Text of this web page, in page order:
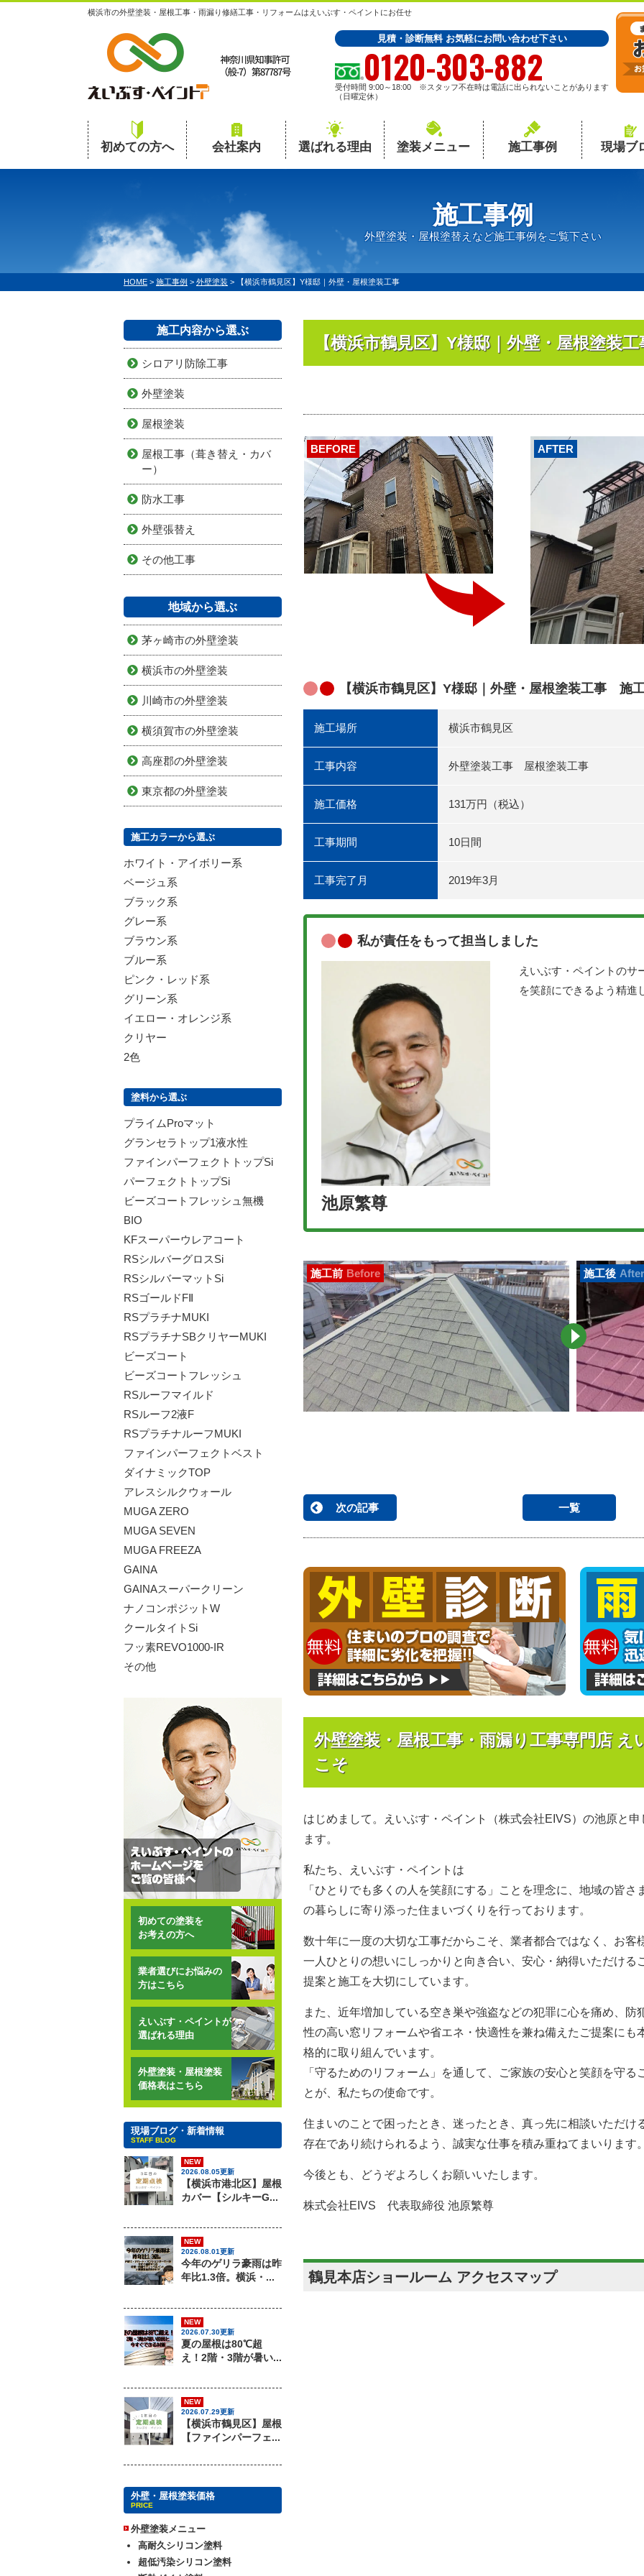
横浜市の外壁塗装・屋根工事・雨漏り修繕工事・リフォームはえいぶす・ペイントにお任せ
見積・診断無料 お気軽にお問い合わせ下さい
0120-303-882
受付時間 9:00～18:00 ※スタッフ不在時は電話に出られないことがあります
（日曜定休）
初めての方へ 会社案内 選ばれる理由 塗装メニュー 施工事例 現場ブ
施工事例
外壁塗装・屋根塗替えなど施工事例をご覧下さい
HOME > 施工事例 > 外壁塗装 > 【横浜市鶴見区】Y様邸｜外壁・屋根塗装工事
【横浜市鶴見区】Y様邸｜外壁・屋根塗装工
AFTER
BEFORE
【横浜市鶴見区】Y様邸｜外壁・屋根塗装工事 施
施工場所 横浜市鶴見区
工事内容 外壁塗装工事 屋根塗装工事
施工価格 131万円（税込）
工事期間 10日間
工事完了月 2019年3月
私が責任をもって担当しました
池原繁尊
えいぶす・ペイントのサ
を笑顔にできるよう精進
施工前 Before 施工後 After
次の記事 一覧
外壁塗装・屋根工事・雨漏り工事専門店
こそ
はじめまして。えいぶす・ペイント（株式会社EIVS）の池原と申
ます。
私たち、えいぶす・ペイントは
「ひとりでも多くの人を笑顔にする」ことを理念に、地域の皆さ
の暮らしに寄り添った住まいづくりを行っております。
数十年に一度の大切な工事だからこそ、業者都合ではなく、お客
一人ひとりの想いにしっかりと向き合い、安心・納得いただける
提案と施工を大切にしています。
また、近年増加している空き巣や強盗などの犯罪に心を痛め、防
性の高い窓リフォームや省エネ・快適性を兼ね備えたご提案にも
格的に取り組んでいます。
「守るためのリフォーム」を通して、ご家族の安心と笑顔を守る
とが、私たちの使命です。
住まいのことで困ったとき、迷ったとき、真っ先に相談いただけ
存在であり続けられるよう、誠実な仕事を積み重ねてまいります
今後とも、どうぞよろしくお願いいたします。
株式会社EIVS 代表取締役 池原繁尊
鶴見本店ショールーム アクセスマップ
施工内容から選ぶ
シロアリ防除工事
外壁塗装
屋根塗装
屋根工事（葺き替え・カバ
ー）
防水工事
外壁張替え
その他工事
地域から選ぶ
茅ヶ崎市の外壁塗装
横浜市の外壁塗装
川崎市の外壁塗装
横須賀市の外壁塗装
高座郡の外壁塗装
東京都の外壁塗装
施工カラーから選ぶ
ホワイト・アイボリー系
ベージュ系
ブラック系
グレー系
ブラウン系
ブルー系
ピンク・レッド系
グリーン系
イエロー・オレンジ系
クリヤー
2色
塗料から選ぶ
プライムProマット
グランセラトップ1液水性
ファインパーフェクトトップSi
パーフェクトトップSi
ビーズコートフレッシュ無機
BIO
KFスーパーウレアコート
RSシルバーグロスSi
RSシルバーマットSi
RSゴールドFⅡ
RSプラチナMUKI
RSプラチナSBクリヤーMUKI
ビーズコート
ビーズコートフレッシュ
RSルーフマイルド
RSルーフ2液F
RSプラチナルーフMUKI
ファインパーフェクトベスト
ダイナミックTOP
アレスシルクウォール
MUGA ZERO
MUGA SEVEN
MUGA FREEZA
GAINA
GAINAスーパークリーン
ナノコンポジットW
クールタイトSi
フッ素REVO1000-IR
その他
初めての塗装を
お考えの方へ
業者選びにお悩みの
方はこちら
えいぶす・ペイントが
選ばれる理由
外壁塗装・屋根塗装
価格表はこちら
現場ブログ・新着情報
STAFF BLOG
NEW
2026.08.05更新
【横浜市港北区】屋根
カバー【シルキーG...
NEW
2026.08.01更新
今年のゲリラ豪雨は昨
年比1.3倍。横浜・...
NEW
2026.07.30更新
夏の屋根は80℃超
え！2階・3階が暑い...
NEW
2026.07.29更新
【横浜市鶴見区】屋根
【ファインパーフェ...
外壁・屋根塗装価格
PRICE
外壁塗装メニュー
高耐久シリコン塗料
超低汚染シリコン塗料